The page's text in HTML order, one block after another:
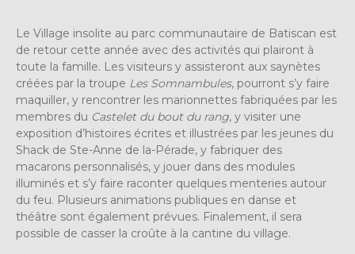
Le Village insolite au parc communautaire de Batiscan est
de retour cette année avec des activités qui plairont à
toute la famille. Les visiteurs y assisteront aux saynètes
créées par la troupe Les Somnambules, pourront s’y faire
maquiller, y rencontrer les marionnettes fabriquées par les
membres du Castelet du bout du rang, y visiter une
exposition d’histoires écrites et illustrées par les jeunes du
Shack de Ste-Anne de la-Pérade, y fabriquer des
macarons personnalisés, y jouer dans des modules
illuminés et s’y faire raconter quelques menteries autour
du feu. Plusieurs animations publiques en danse et
théâtre sont également prévues. Finalement, il sera
possible de casser la croûte à la cantine du village.